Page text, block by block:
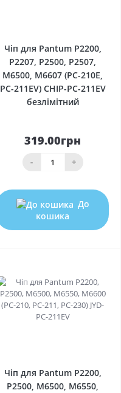
Чіп для Pantum P2200,
P2207, P2500, P2507,
M6500, M6607 (PC-210E,
PC-211EV) CHIP-PC-211EV
безлімітний
319.00грн
- +
До
кошика
Чіп для Pantum P2200,
P2500, M6500, M6550,